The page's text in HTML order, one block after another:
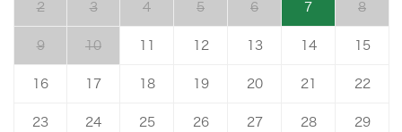
2 3 4 5 6 7 8
9 10 12 13 14 15
16 17 18 19 20 21 22
23 24 25 26 27 28 29